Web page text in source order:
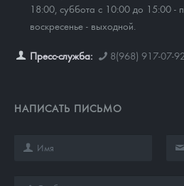
18:00, суббота с 10:00 до 15:00 -
воскресенье - выходной.
Пресс-служба: 8(968) 917-07-92
НАПИСАТЬ ПИСЬМО